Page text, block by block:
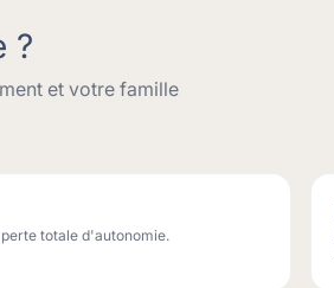
?
et votre famille
totale d'autonomie.